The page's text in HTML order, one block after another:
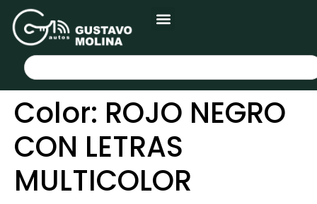
Color: ROJO NEGRO
CON LETRAS
MULTICOLOR